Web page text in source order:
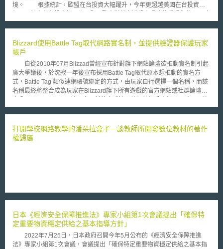
境。 根據統計，歐盟在台投資大幅躍升，今年更超越美國在台投資總
府也有決心繼續鬆綁法規，強化區域整合，以提供完善投資環境。對於歐洲
相關機關會積極檢討並持續溝通。 經建會胡勝正主委強調，歐洲商會
所關切的議題有些牽涉全面政治環境考量，例如擴大開放大陸商品來台或放
其至於他屬現行政策可行但未解決問題，經建會將持續協調相關部會，朝開
放的方向規劃推動。
Blizzard使用Battle Tag取代網路實名制，並提供驗證器保護玩家
帳戶
自從2010年07月Blizzad曾經宣布針對旗下網站論壇欲推動實名制引起
廣大爭議後，於沈寂一年後宣布採用Battle Tag取代原本想推動的實名方
式，Battle Tag 類似連網帳號綁定的方式，由玩家自行選擇一個名稱，而該
名稱最終將整合成為玩家在Blizzard旗下所有遊戲的官方網站或社群論壇的
曾經在遊戲中並肩作戰的玩家，在不同遊戲間找到彼此，而能保持聯繫。原
而作罷。現在他們使用Battle Tag作為替代方法，而Battle Tag 其實是由玩
家自行選擇一個帳號名稱，另外再由系統隨機分配4位數的代碼方式（例
用，其中亦有使用驗證器保護帳戶的玩家聲稱仍然遭盜用。
打開學校網路教學的潘朵拉盒子－談教師所開發數位教材的著作
權歸屬
日本《經濟安全保障推進法》專家小組第1次會議提出「確保特
定重要物資穩定供給之基本指導方針」
2022年7月25日，日本政府召開今年5月公布的《經濟安全保障推進
法》專家小組第1次會議，會議提出「確保特定重要物資穩定供給之基本指